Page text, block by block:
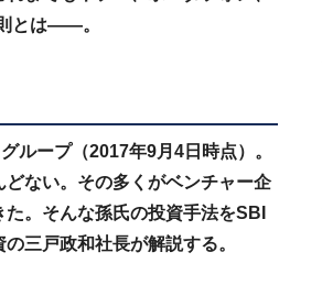
とは――。
ループ（2017年9月4日時点）。
ない。その多くがベンチャー企
。そんな孫氏の投資手法をSBI
三戸政和社長が解説する。